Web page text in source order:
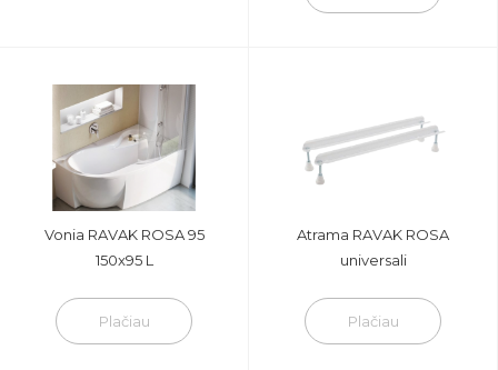
Vonia RAVAK ROSA 95
150x95 L
Plačiau
Atrama RAVAK ROSA
universali
Plačiau